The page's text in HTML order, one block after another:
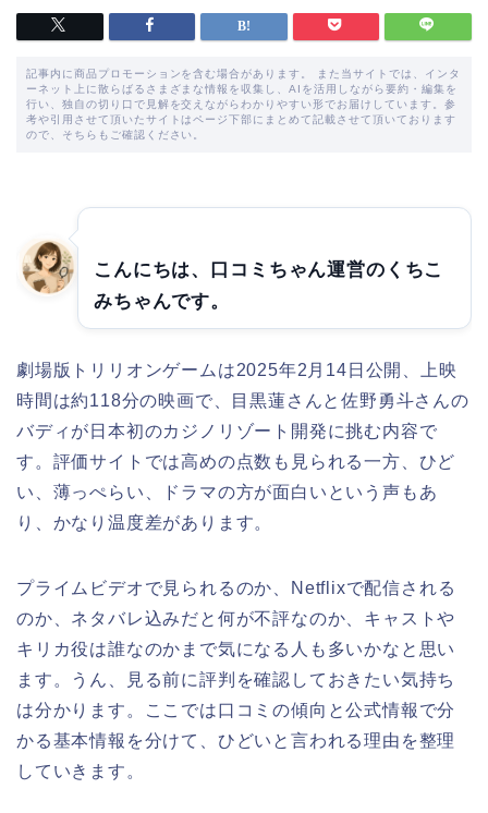
記事内に商品プロモーションを含む場合があります。 また当サイトでは、インタ
ーネット上に散らばるさまざまな情報を収集し、AIを活用しながら要約・編集を
行い、独自の切り口で見解を交えながらわかりやすい形でお届けしています。参
考や引用させて頂いたサイトはページ下部にまとめて記載させて頂いております
ので、そちらもご確認ください。
こんにちは、口コミちゃん運営のくちこ
みちゃんです。
劇場版トリリオンゲームは2025年2月14日公開、上映
時間は約118分の映画で、目黒蓮さんと佐野勇斗さんの
バディが日本初のカジノリゾート開発に挑む内容で
す。評価サイトでは高めの点数も見られる一方、ひど
い、薄っぺらい、ドラマの方が面白いという声もあ
り、かなり温度差があります。
プライムビデオで見られるのか、Netflixで配信される
のか、ネタバレ込みだと何が不評なのか、キャストや
キリカ役は誰なのかまで気になる人も多いかなと思い
ます。うん、見る前に評判を確認しておきたい気持ち
は分かります。ここでは口コミの傾向と公式情報で分
かる基本情報を分けて、ひどいと言われる理由を整理
していきます。